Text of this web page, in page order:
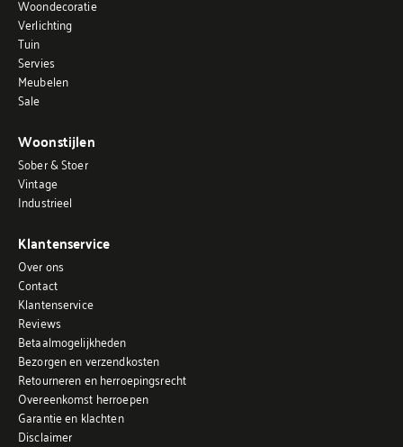
Woondecoratie
Verlichting
Tuin
Servies
Meubelen
Sale
Woonstijlen
Sober & Stoer
Vintage
Industrieel
Klantenservice
Over ons
Contact
Klantenservice
Reviews
Betaalmogelijkheden
Bezorgen en verzendkosten
Retourneren en herroepingsrecht
Overeenkomst herroepen
Garantie en klachten
Disclaimer